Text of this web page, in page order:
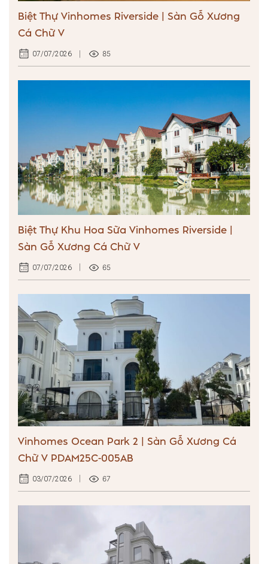
Biệt Thự Vinhomes Riverside | Sàn Gỗ Xương
Cá Chữ V
07/07/2026 85
Biệt Thự Khu Hoa Sữa Vinhomes Riverside |
Sàn Gỗ Xương Cá Chữ V
07/07/2026 65
Vinhomes Ocean Park 2 | Sàn Gỗ Xương Cá
Chữ V PDAM25C-005AB
03/07/2026 67